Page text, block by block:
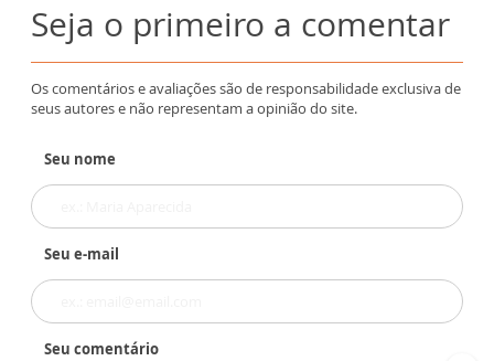
Seja o primeiro a comentar
Os comentários e avaliações são de responsabilidade exclusiva de
seus autores e não representam a opinião do site.
Seu nome
Seu e-mail
Seu comentário